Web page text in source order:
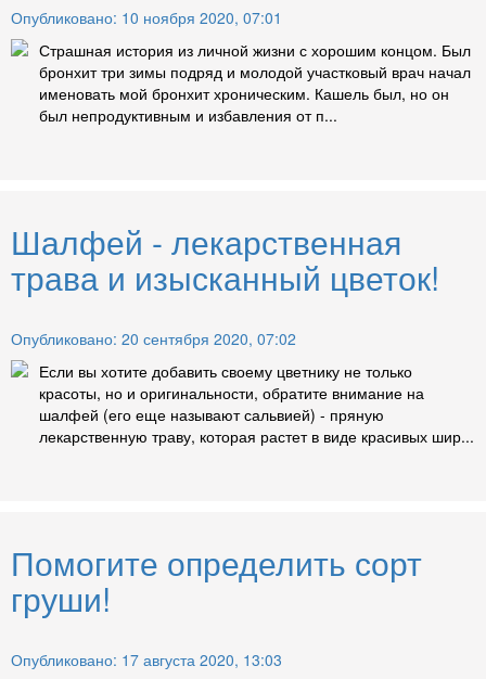
Опубликовано: 10 ноября 2020, 07:01
Страшная история из личной жизни с хорошим концом. Был
бронхит три зимы подряд и молодой участковый врач начал
именовать мой бронхит хроническим. Кашель был, но он
был непродуктивным и избавления от п...
Шалфей - лекарственная
трава и изысканный цветок!
Опубликовано: 20 сентября 2020, 07:02
Если вы хотите добавить своему цветнику не только
красоты, но и оригинальности, обратите внимание на
шалфей (его еще называют сальвией) - пряную
лекарственную траву, которая растет в виде красивых шир...
Помогите определить сорт
груши!
Опубликовано: 17 августа 2020, 13:03